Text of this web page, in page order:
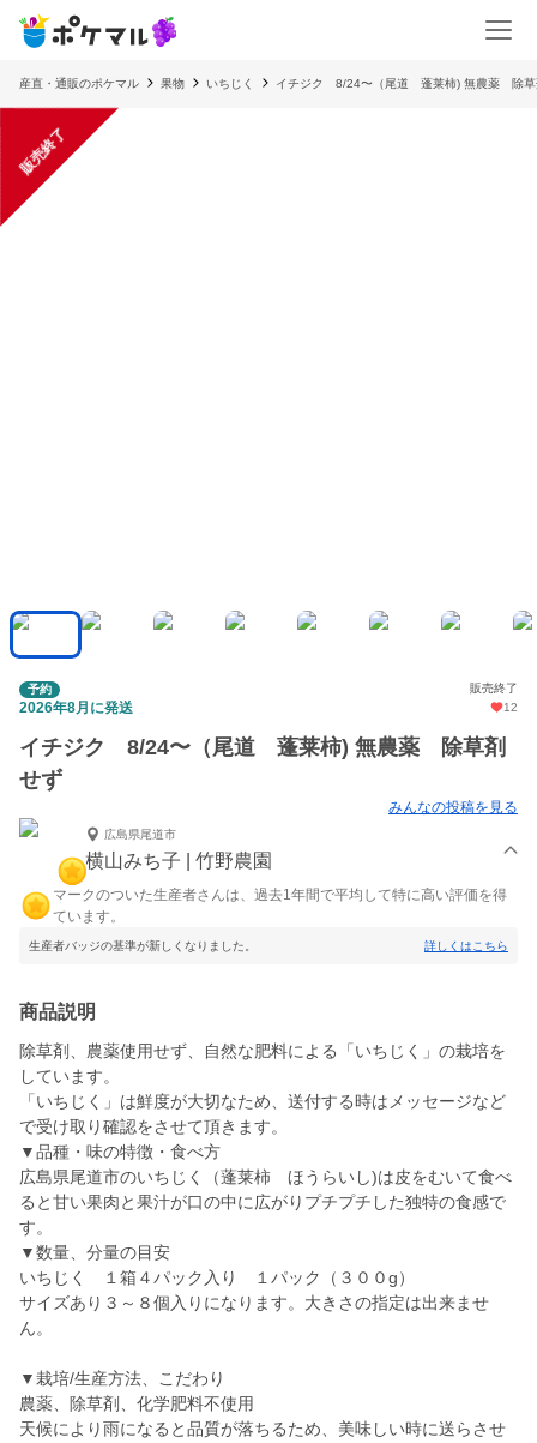
産直・通販のポケマル 果物 いちじく イチジク 8/24〜（尾道 蓬莱柿) 無農薬 除草
販売終了
予約 販売終了
2026年8月に発送 12
イチジク 8/24〜（尾道 蓬莱柿) 無農薬 除草剤
せず
みんなの投稿を見る
広島県尾道市
横山みち子 | 竹野農園
マークのついた生産者さんは、過去1年間で平均して特に高い評価を得
ています。
生産者バッジの基準が新しくなりました。 詳しくはこちら
商品説明
除草剤、農薬使用せず、自然な肥料による「いちじく」の栽培を
しています。
「いちじく」は鮮度が大切なため、送付する時はメッセージなど
で受け取り確認をさせて頂きます。
▼品種・味の特徴・食べ方
広島県尾道市のいちじく（蓬莱柿 ほうらいし)は皮をむいて食べ
ると甘い果肉と果汁が口の中に広がりプチプチした独特の食感で
す。
▼数量、分量の目安
いちじく １箱４パック入り １パック（３００g）
サイズあり３～８個入りになります。大きさの指定は出来ませ
ん。
▼栽培/生産方法、こだわり
農薬、除草剤、化学肥料不使用
天候により雨になると品質が落ちるため、美味しい時に送らさせ